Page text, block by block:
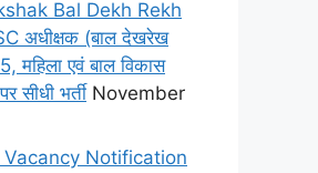
Bal Dekh Rekh
अधीक्षक (बाल देखरेख
महिला एवं बाल विकास
सीधी भर्ती November
Notification